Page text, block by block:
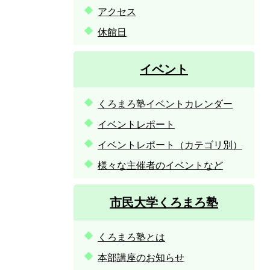
アクセス
休館日
イベント
くろまろ塾イベントカレンダー
イベントレポート
イベントレポート（カテゴリ別）
様々な主催者のイベントなど
市民大学くろまろ塾
くろまろ塾とは
本部講座のお知らせ